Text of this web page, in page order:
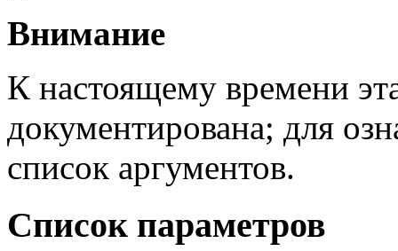
Внимание
К настоящему времени
документирована; для
список аргументов.
Список параметров